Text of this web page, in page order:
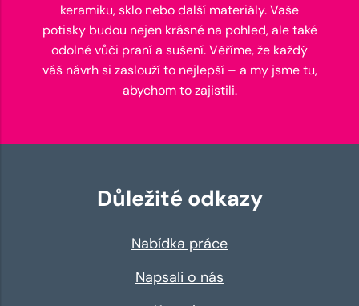
keramiku, sklo nebo další materiály. Vaše
potisky budou nejen krásné na pohled, ale také
odolné vůči praní a sušení. Věříme, že každý
váš návrh si zaslouží to nejlepší – a my jsme tu,
abychom to zajistili.
Důležité odkazy
Nabídka práce
Napsali o nás